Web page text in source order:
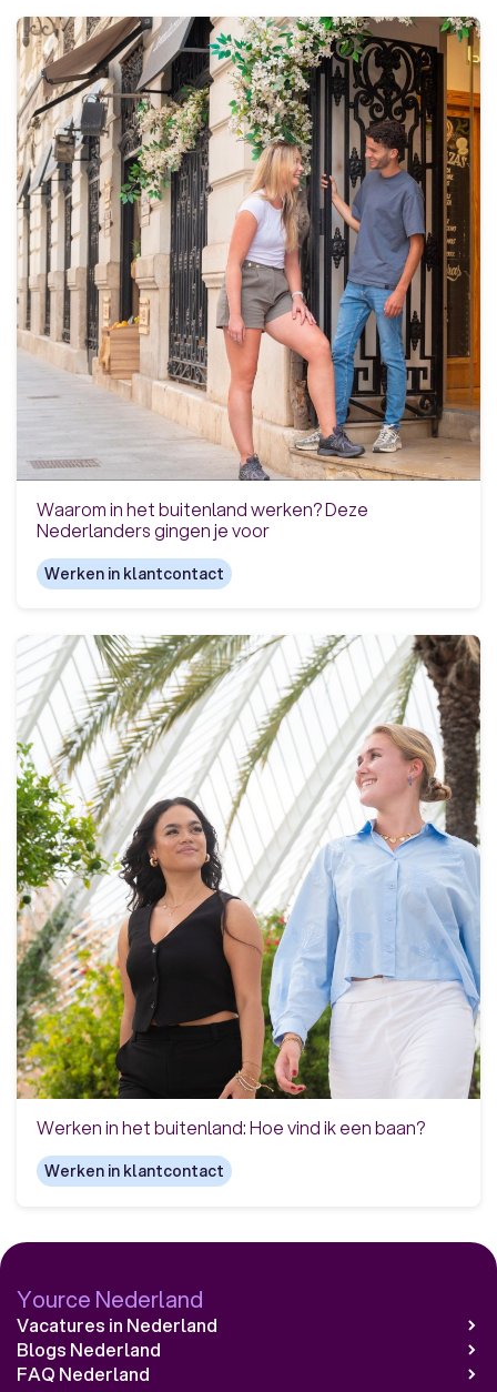
Waarom in het buitenland werken? Deze
Nederlanders gingen je voor
Werken in klantcontact
Werken in het buitenland: Hoe vind ik een baan?
Werken in klantcontact
Yource Nederland
Vacatures in Nederland
Blogs Nederland
FAQ Nederland